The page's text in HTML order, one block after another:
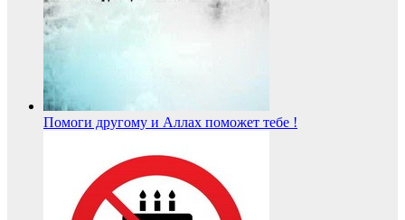
Помоги другому и Аллах поможет тебе !